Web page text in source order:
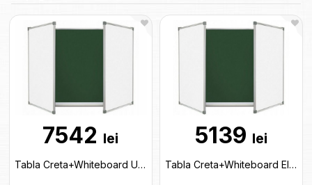
7542 lei
Tabla Creta+Whiteboard UB Elegant 120x400cm (5 suprafete) ELCW120400
5139 lei
Tabla Creta+Whiteboard Elegant 120x300cm (5 suprafete) ELCW120300